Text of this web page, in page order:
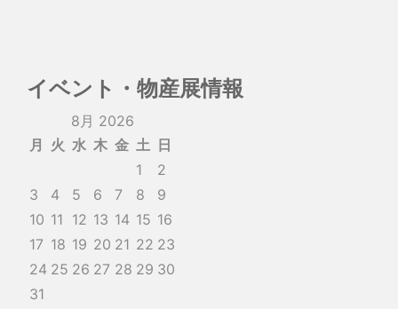
イベント・物産展情報
8月 2026
月
火 水 木 金 土 日
1
2
3
4 5 6 7 8
9
10 11 12 13 14 15 16
17 18 19 20 21 22 23
24 25 26 27 28 29 30
31